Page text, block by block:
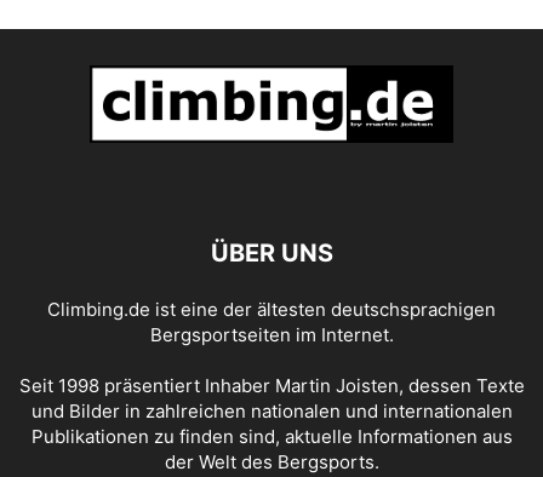
ÜBER UNS
Climbing.de ist eine der ältesten deutschsprachigen
Bergsportseiten im Internet.
Seit 1998 präsentiert Inhaber Martin Joisten, dessen Texte
und Bilder in zahlreichen nationalen und internationalen
Publikationen zu finden sind, aktuelle Informationen aus
der Welt des Bergsports.